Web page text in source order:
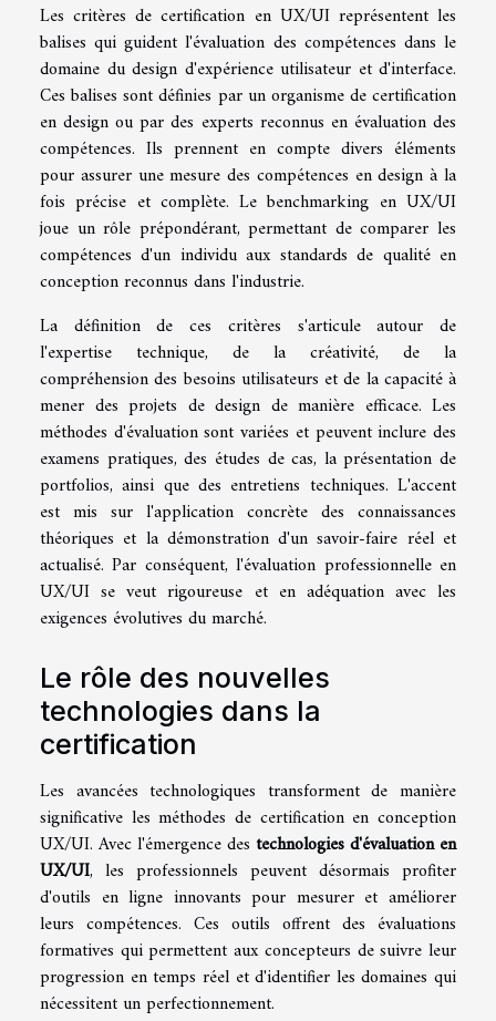
Les critères de certification en UX/UI représentent les
balises qui guident l'évaluation des compétences dans le
domaine du design d'expérience utilisateur et d'interface.
Ces balises sont définies par un organisme de certification
en design ou par des experts reconnus en évaluation des
compétences. Ils prennent en compte divers éléments
pour assurer une mesure des compétences en design à la
fois précise et complète. Le benchmarking en UX/UI
joue un rôle prépondérant, permettant de comparer les
compétences d'un individu aux standards de qualité en
conception reconnus dans l'industrie.
La définition de ces critères s'articule autour de
l'expertise technique, de la créativité, de la
compréhension des besoins utilisateurs et de la capacité à
mener des projets de design de manière efficace. Les
méthodes d'évaluation sont variées et peuvent inclure des
examens pratiques, des études de cas, la présentation de
portfolios, ainsi que des entretiens techniques. L'accent
est mis sur l'application concrète des connaissances
théoriques et la démonstration d'un savoir-faire réel et
actualisé. Par conséquent, l'évaluation professionnelle en
UX/UI se veut rigoureuse et en adéquation avec les
exigences évolutives du marché.
Le rôle des nouvelles
technologies dans la
certification
Les avancées technologiques transforment de manière
significative les méthodes de certification en conception
UX/UI. Avec l'émergence des technologies d'évaluation en
UX/UI, les professionnels peuvent désormais profiter
d'outils en ligne innovants pour mesurer et améliorer
leurs compétences. Ces outils offrent des évaluations
formatives qui permettent aux concepteurs de suivre leur
progression en temps réel et d'identifier les domaines qui
nécessitent un perfectionnement.